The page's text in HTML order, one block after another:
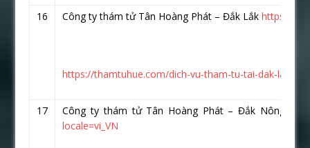
16 Công ty thám tử Tân Hoàng Phát – Đắk Lắkhttps://
https://thamtuhue.com/dich-vu-tham-tu-tai-dak-
17 Công ty thám tử Tân Hoàng Phát – Đắk Nông :
locale=vi_VN